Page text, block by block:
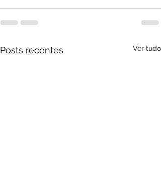
Posts recentes Ver tudo